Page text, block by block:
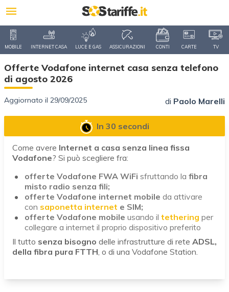
MOBILE INTERNET CASA LUCE E GAS ASSICURAZIONI CONTI CARTE TV
Offerte Vodafone internet casa senza telefono
di agosto 2026
Aggiornato il 29/09/2025 di Paolo Marelli
In 30 secondi
Come avere Internet a casa senza linea fissa
Vodafone? Si può scegliere fra:
offerte Vodafone FWA WiFi sfruttando la fibra
misto radio senza fili;
offerte Vodafone internet mobile da attivare
con saponetta internet e SIM;
offerte Vodafone mobile usando il tethering per
collegare a internet il proprio dispositivo preferito
Il tutto senza bisogno delle infrastrutture di rete ADSL,
della fibra pura FTTH, o di una Vodafone Station.